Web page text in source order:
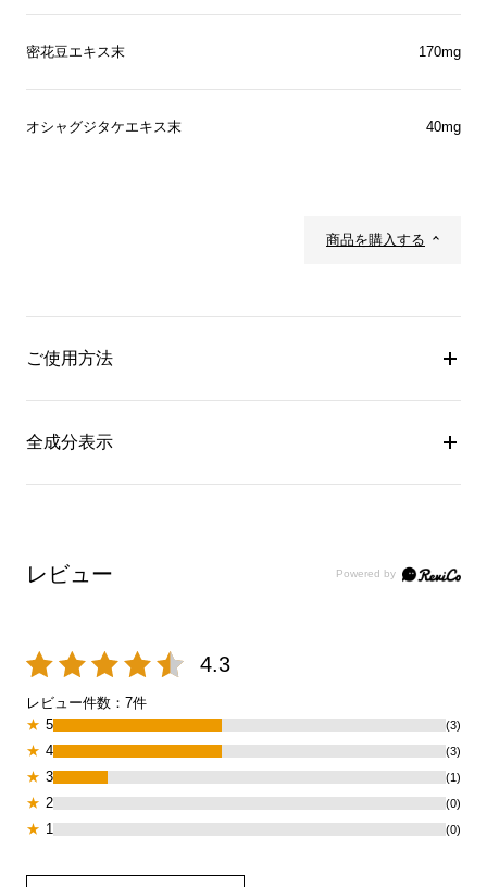
密花豆エキス末 170mg
オシャグジタケエキス末 40mg
商品を購入する
ご使用方法
全成分表示
レビュー
4.3
レビュー件数： 7件
★ 5 (3)
★ 4 (3)
★ 3 (1)
★ 2 (0)
★ 1 (0)